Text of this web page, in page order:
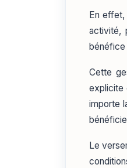
En
activité,
bénéfice
Cette
explicite
importe
Le